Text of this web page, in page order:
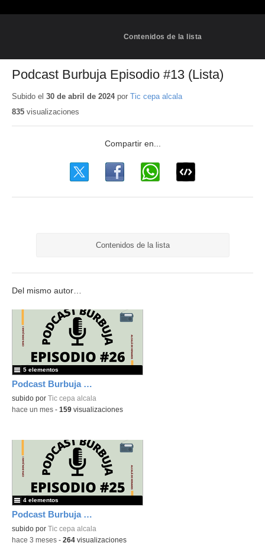
Contenidos de la lista
Podcast Burbuja Episodio #13 (Lista)
Subido el 30 de abril de 2024por Tic cepa alcala
835 visualizaciones
Contenidos de la lista
Del mismo autor…
Podcast Burbuja Episodio #26
subido por Tic cepa alcala
5 elementos
-hace un mes - 159 visualizaciones
Podcast Burbuja Episodio #25
subido por Tic cepa alcala
4 elementos
-hace 3 meses - 264 visualizaciones